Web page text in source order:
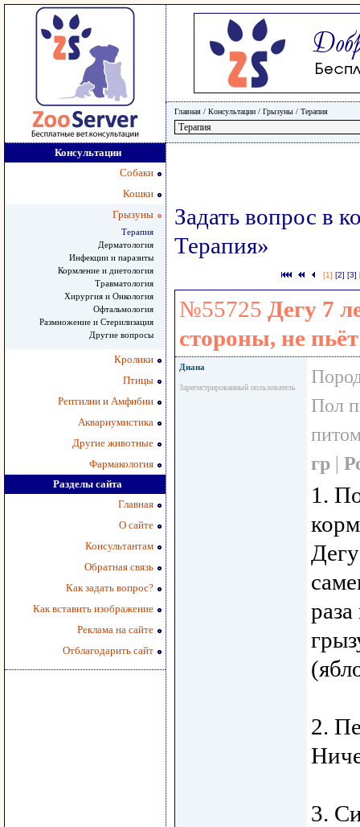
Главная / Консультации / Грызуны / Терапия
Консультации
Собаки
Кошки
Грызуны
Терапия
Дерматология
Инфекции и паразиты
Кормление и диетология
Травматология
Хирургия и Онкология
Офтальмология
Размножение и Стерилизация
Другие вопросы
Кролики
Птицы
Рептилии и Амфибии
Аквариумистика
Другие животные
Фармакология
Разделы сайта
Главная
О сайте
Консультантам
Обратная связь
Как задать вопрос?
Как вставить изображение
Реклама на сайте
Отблагодарить сайт
Задать вопрос в
Терапия»
[1] [2] [3]
№55725 Дегу 7
стороны, не
Диана
Зарегистрированный пользователь
Пол
гр |
1.
2.
3.